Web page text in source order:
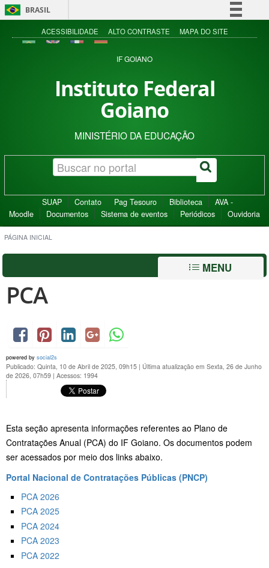
BRASIL
Simplifique!
Acesso à informação
ACESSIBILIDADE ALTO CONTRASTE MAPA DO SITE
IF GOIANO
Instituto Federal
Goiano
MINISTÉRIO DA EDUCAÇÃO
SUAP Contato Pag Tesouro Biblioteca
AVA -
Moodle
Documentos Sistema de eventos Periódicos Ouvidoria
PÁGINA INICIAL
MENU
PCA
powered by social2s
Publicado: Quinta, 10 de Abril de 2025, 09h15 | Última atualização em Sexta, 26 de Junho
de 2026, 07h59 | Acessos: 1994
Esta seção apresenta informações referentes ao Plano de
Contratações Anual (PCA) do IF Goiano. Os documentos podem
ser acessados por meio dos links abaixo.
Portal Nacional de Contratações Públicas (PNCP)
PCA 2026
PCA 2025
PCA 2024
PCA 2023
PCA 2022